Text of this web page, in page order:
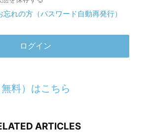
れの方（パスワード自動再発行）
料）はこちら
ARTICLES